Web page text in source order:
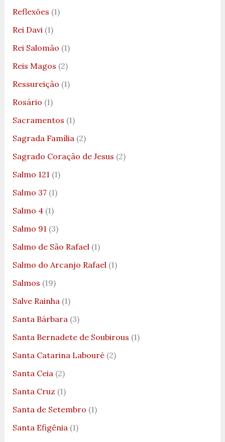
Reflexões (1)
Rei Davi(1)
Rei Salomão (1)
Reis Magos (2)
Ressureição (1)
Rosário (1)
Sacramentos (1)
Sagrada Família(2)
Sagrado Coração de Jesus (2)
Salmo 121 (1)
Salmo 37(1)
Salmo 4(1)
Salmo 91 (3)
Salmo de São Rafael(1)
Salmo do Arcanjo Rafael(1)
Salmos (19)
Salve Rainha(1)
Santa Bárbara(3)
Santa Bernadete de Soubirous (1)
Santa Catarina Labouré(2)
Santa Ceia(2)
Santa Cruz (1)
Santa de Setembro (1)
Santa Efigênia(1)